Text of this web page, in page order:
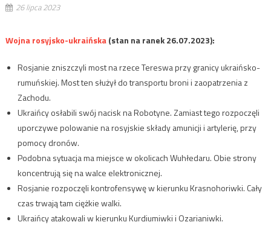
26 lipca 2023
Wojna rosyjsko-ukraińska(stan na ranek 26.07.2023):
Rosjanie zniszczyli most na rzece Tereswa przy granicy ukraińsko-
rumuńskiej. Most ten służył do transportu broni i zaopatrzenia z
Zachodu.
Ukraińcy osłabili swój nacisk na Robotyne. Zamiast tego rozpoczęli
uporczywe polowanie na rosyjskie składy amunicji i artylerię, przy
pomocy dronów.
Podobna sytuacja ma miejsce w okolicach Wuhłedaru. Obie strony
koncentrują się na walce elektronicznej.
Rosjanie rozpoczęli kontrofensywę w kierunku Krasnohoriwki. Cały
czas trwają tam ciężkie walki.
Ukraińcy atakowali w kierunku Kurdiumiwki i Ozarianiwki.